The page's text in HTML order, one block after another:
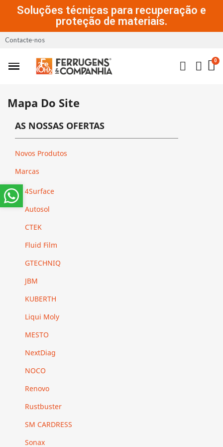
Soluções técnicas para recuperação e
proteção de materiais.
Contacte-nos
Mapa Do Site
AS NOSSAS OFERTAS
Novos Produtos
Marcas
4Surface
Autosol
CTEK
Fluid Film
GTECHNIQ
JBM
KUBERTH
Liqui Moly
MESTO
NextDiag
NOCO
Renovo
Rustbuster
SM CARDRESS
Sonax